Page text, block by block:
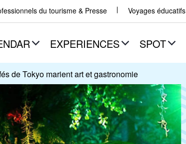
du tourisme & Presse Voyages éducatifs
EXPERIENCES SPOT
de Tokyo marient art et gastronomie